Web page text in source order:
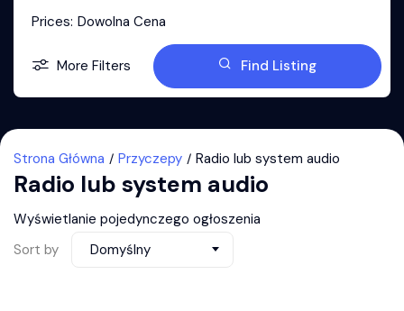
Prices: Dowolna Cena
More Filters Find Listing
Strona Główna Przyczepy Radio lub system audio
Radio lub system audio
Wyświetlanie pojedynczego ogłoszenia
Sort by
Domyślny